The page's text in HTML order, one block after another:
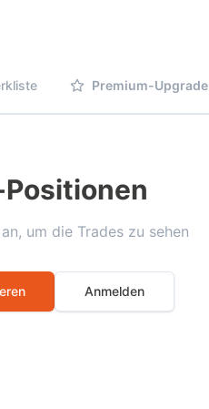
Premium-Upgrade
um die Trades zu sehen
Anmelden